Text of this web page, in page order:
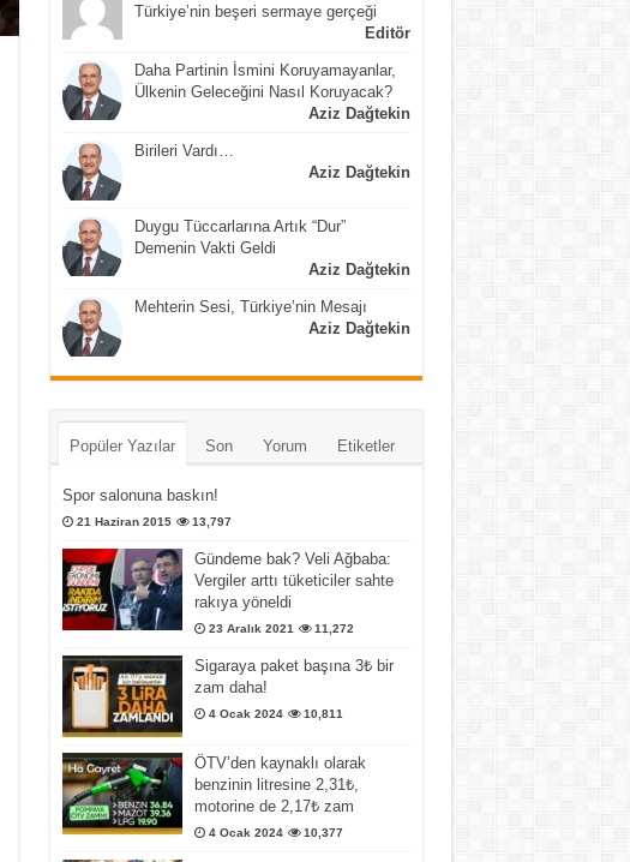
Türkiye’nin beşeri sermaye gerçeği
Editör
Daha Partinin İsmini Koruyamayanlar,
Ülkenin Geleceğini Nasıl Koruyacak?
Aziz Dağtekin
Birileri Vardı…
Aziz Dağtekin
Duygu Tüccarlarına Artık “Dur”
Demenin Vakti Geldi
Aziz Dağtekin
Mehterin Sesi, Türkiye’nin Mesajı
Aziz Dağtekin
Popüler Yazılar Son Yorum Etiketler
Spor salonuna baskın!
21 Haziran 2015 13,797
Gündeme bak? Veli Ağbaba:
Vergiler arttı tüketiciler sahte
rakıya yöneldi
23 Aralık 2021 11,272
Sigaraya paket başına 3₺ bir
zam daha!
4 Ocak 2024 10,811
ÖTV’den kaynaklı olarak
benzinin litresine 2,31₺,
motorine de 2,17₺ zam
4 Ocak 2024 10,377